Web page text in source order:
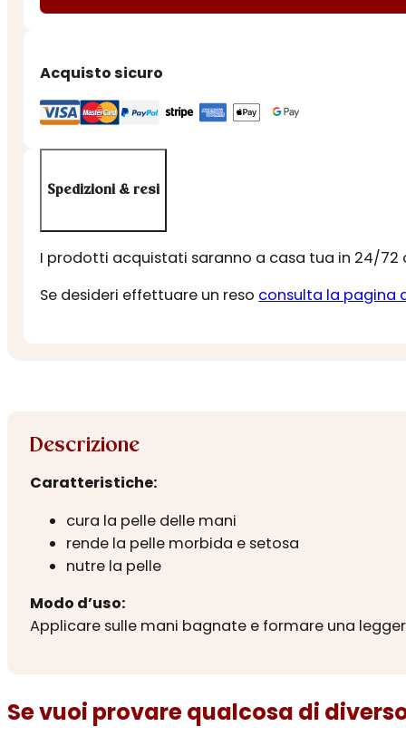
-
Acquisto sicuro
Spedizioni & resi
I prodotti acquistati saranno a casa tua in 24/72
Se desideri effettuare un reso consulta la pagina
Descrizione
Caratteristiche:
cura la pelle delle mani
rende la pelle morbida e setosa
nutre la pelle
Modo d’uso:
Applicare sulle mani bagnate e formare una
Se vuoi provare qualcosa di